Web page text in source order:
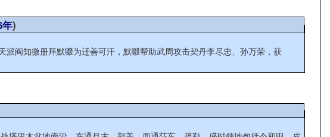
年)
阎知微册拜默啜为迁善可汗，默啜帮助武周攻击契丹李尽忠、孙万荣，获